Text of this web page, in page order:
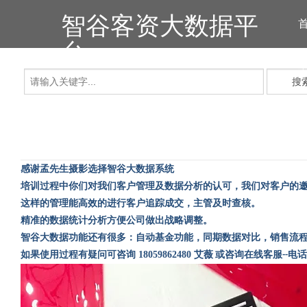
智谷客资大数据平
台
搜
感谢孟先生摄影选择智谷大数据系统
培训过程中你们对我们客户管理及数据分析的认可，我们对客户的
这样的管理能高效的进行客户追踪成交，主管及时查核。
精准的数据统计分析方便公司做出战略调整。
智谷大数据功能还有很多：自动基金功能，同期数据对比，销售
如果使用过程有疑问可咨询 18059862480 艾薇 或咨询在线客服--电话